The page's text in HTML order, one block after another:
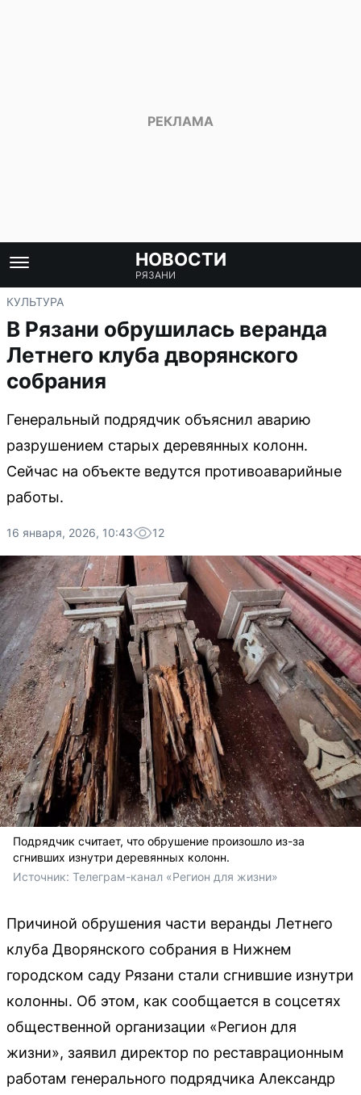
НОВОСТИ
РЯЗАНИ
КУЛЬТУРА
В Рязани обрушилась веранда
Летнего клуба дворянского
собрания
Генеральный подрядчик объяснил аварию
разрушением старых деревянных колонн.
Сейчас на объекте ведутся противоаварийные
работы.
16 января, 2026, 10:43 12
Подрядчик считает, что обрушение произошло из-за
сгнивших изнутри деревянных колонн.
Источник: Телеграм-канал «Регион для жизни»
Причиной обрушения части веранды Летнего
клуба Дворянского собрания в Нижнем
городском саду Рязани стали сгнившие изнутри
колонны. Об этом, как сообщается в соцсетях
общественной организации «Регион для
жизни», заявил директор по реставрационным
работам генерального подрядчика Александр